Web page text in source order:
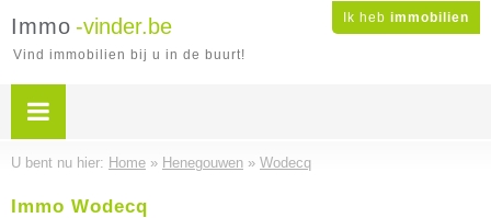
Ik heb immobilien
Immo -vinder.be
Vind immobilien bij u in de buurt!
U bent nu hier: Home » Henegouwen » Wodecq
Immo Wodecq